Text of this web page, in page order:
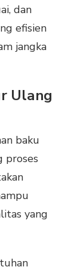
dan
efisien
jangka
Ulang
baku
proses
yang